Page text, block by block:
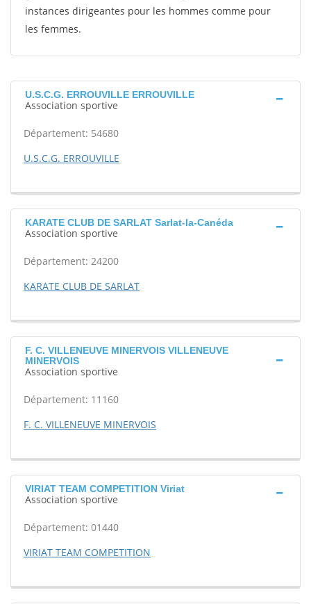
instances dirigeantes pour les hommes comme pour
les femmes.
U.S.C.G. ERROUVILLE ERROUVILLE
Association sportive
Département: 54680
U.S.C.G. ERROUVILLE
KARATE CLUB DE SARLAT Sarlat-la-Canéda
Association sportive
Département: 24200
KARATE CLUB DE SARLAT
F. C. VILLENEUVE MINERVOIS VILLENEUVE
MINERVOIS
Association sportive
Département: 11160
F. C. VILLENEUVE MINERVOIS
VIRIAT TEAM COMPETITION Viriat
Association sportive
Département: 01440
VIRIAT TEAM COMPETITION